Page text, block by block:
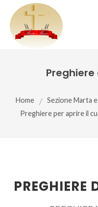
Home / Sezione Marta
Preghiere per aprire il
PREGHIERE